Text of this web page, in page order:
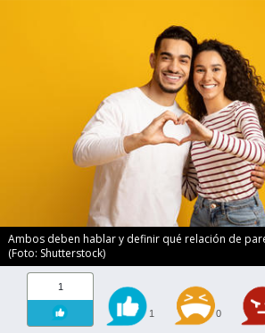
Ambos deben hablar y definir qué relación de
(Foto: Shutterstock)
1
1 0